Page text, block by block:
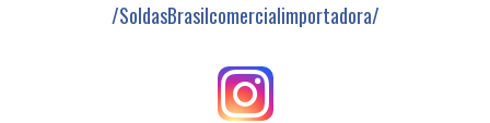
/SoldasBrasilcomercialimportadora/